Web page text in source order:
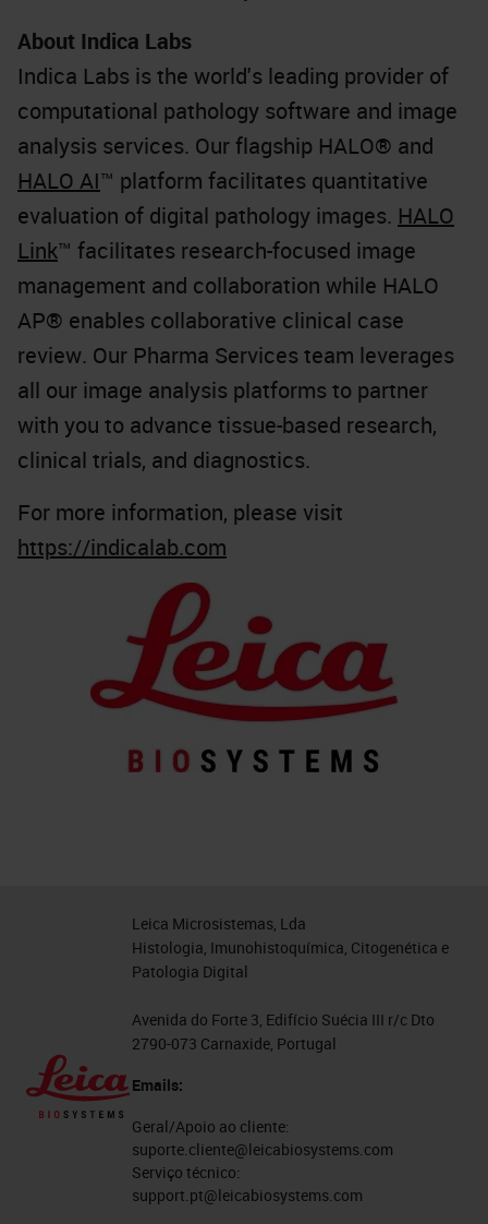
About Indica Labs
Indica Labs is the world's leading provider of
computational pathology software and image
analysis services. Our flagship HALO® and
HALO AI™ platform facilitates quantitative
evaluation of digital pathology images. HALO
Link™ facilitates research-focused image
management and collaboration while HALO
AP® enables collaborative clinical case
review. Our Pharma Services team leverages
all our image analysis platforms to partner
with you to advance tissue-based research,
clinical trials, and diagnostics.
For more information, please visit
https://indicalab.com
Leica Microsistemas, Lda
Histologia, Imunohistoquímica, Citogenética e
Patologia Digital
Avenida do Forte 3, Edifício Suécia III r/c Dto
2790-073 Carnaxide, Portugal
Emails:
Geral/Apoio ao cliente:
suporte.cliente@leicabiosystems.com
Serviço técnico:
support.pt@leicabiosystems.com